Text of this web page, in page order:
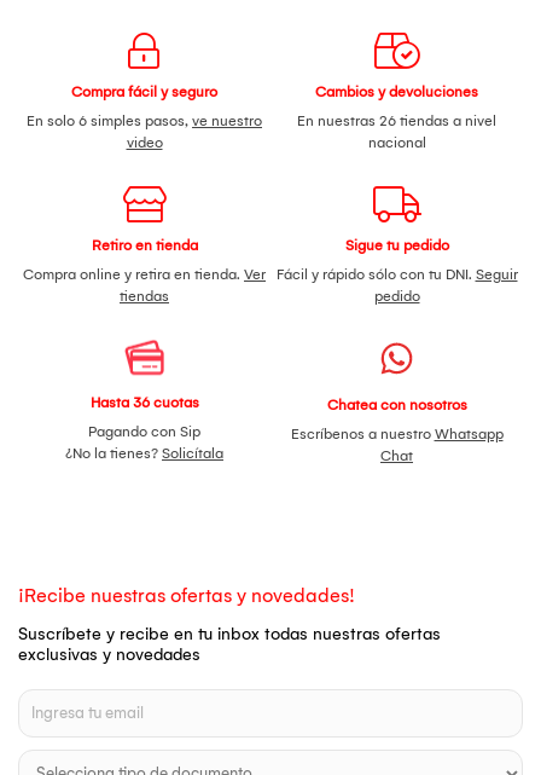
Compra fácil y seguro
En solo 6 simples pasos, ve nuestro
video
Cambios y devoluciones
En nuestras 26 tiendas a nivel
nacional
Retiro en tienda
Compra online y retira en tienda. Ver
tiendas
Sigue tu pedido
Fácil y rápido sólo con tu DNI. Seguir
pedido
Hasta 36 cuotas
Pagando con Sip
¿No la tienes? Solicítala
Chatea con nosotros
Escríbenos a nuestro Whatsapp
Chat
¡Recibe nuestras ofertas y novedades!
Suscríbete y recibe en tu inbox todas nuestras ofertas
exclusivas y novedades